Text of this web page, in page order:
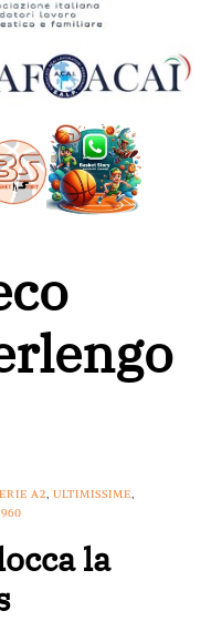
A2, ULTIMISSIME,
la